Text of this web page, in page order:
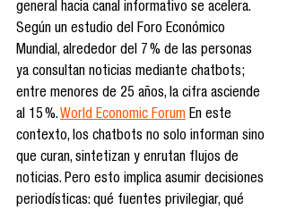
general hacia canal informativo se acelera.
Según un estudio del Foro Económico
Mundial, alrededor del 7 % de las personas
ya consultan noticias mediante chatbots;
entre menores de 25 años, la cifra asciende
al 15 %. World Economic Forum En este
contexto, los chatbots no solo informan sino
que curan, sintetizan y enrutan flujos de
noticias. Pero esto implica asumir decisiones
periodísticas: qué fuentes privilegiar, qué